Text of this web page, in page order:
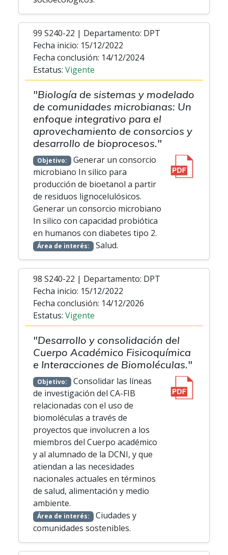
99 S240-22 | Departamento: DPT
Fecha inicio: 15/12/2022
Fecha conclusión: 14/12/2024
Estatus: Vigente
"Biología de sistemas y modelado
de comunidades microbianas: Un
enfoque integrativo para el
aprovechamiento de consorcios y
desarrollo de bioprocesos."
Objetivo: Generar un consorcio
microbiano In silico para
producción de bioetanol a partir
de residuos lignocelulósicos.
Generar un consorcio microbiano
In silico con capacidad probiótica
en humanos con diabetes tipo 2.
Área de interés: Salud.
98 S240-22 | Departamento: DPT
Fecha inicio: 15/12/2022
Fecha conclusión: 14/12/2026
Estatus: Vigente
"Desarrollo y consolidación del
Cuerpo Académico Fisicoquímica
e Interacciones de Biomoléculas."
Objetivo: Consolidar las líneas
de investigación del CA-FIB
relacionadas con el uso de
biomoléculas a través de
proyectos que involucren a los
miembros del Cuerpo académico
y al alumnado de la DCNI, y que
atiendan a las necesidades
nacionales actuales en términos
de salud, alimentación y medio
ambiente.
Área de interés: Ciudades y
comunidades sostenibles.